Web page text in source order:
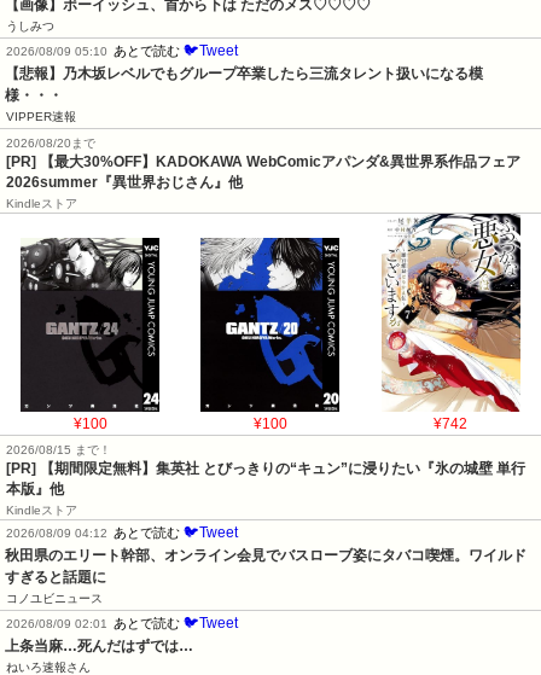
【画像】ボーイッシュ、首から下は ただのメス♡♡♡♡
うしみつ
2026/08/09 05:10 あとで読む 🐦Tweet
【悲報】乃木坂レベルでもグループ卒業したら三流タレント扱いになる模
様・・・
VIPPER速報
2026/08/20まで
[PR] 【最大30%OFF】KADOKAWA WebComicアパンダ&異世界系作品フェア
2026summer『異世界おじさん』他
Kindleストア
¥100 ¥100 ¥742
2026/08/15 まで！
[PR] 【期間限定無料】集英社 とびっきりの“キュン”に浸りたい『氷の城壁 単行
本版』他
Kindleストア
2026/08/09 04:12
あとで読む 🐦Tweet
秋田県のエリート幹部、オンライン会見でバスローブ姿にタバコ喫煙。ワイルド
すぎると話題に
コノユビニュース
2026/08/09 02:01
あとで読む 🐦Tweet
上条当麻…死んだはずでは…
ねいろ速報さん